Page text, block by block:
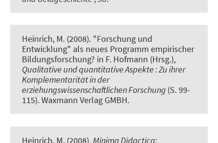
Heinrich, M. (2008). "Forschung und
Entwicklung" als neues Programm empirischer
Bildungsforschung? in F. Hofmann (Hrsg.),
Qualitative und quantitative Aspekte : Zu ihrer
Komplementarität in der
erziehungswissenschaftlichen Forschung (S. 99-
115). Waxmann Verlag GMBH.
Heinrich, M. (2008).Minima Didactica: